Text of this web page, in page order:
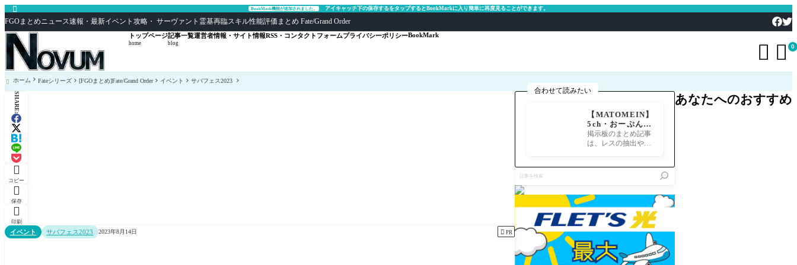
 BookMark機能が追加されました。 アイキャッチ下の保存するをタップするとBookMarkに入り簡単に再度見ることができます。
FGOまとめニュース速報・最新イベント攻略・ サーヴァント霊基再臨スキル性能評価まとめ Fate/Grand Order
トップページ
home
記事一覧
blog
運営者情報・サイト情報RSS・コンタクトフォームプライバシーポリシーBookMark
  0
 ホーム Fateシリーズ [FGOまとめ]Fate/Grand Order イベント サバフェス2023
SHARE:

コピー

保存

印刷
イベント サバフェス2023 2023年8月14日  PR
合わせて読みたい
【MATOMEIN】
5ch・おーぷん2
ちゃん・したら
ば・ガルちゃん・
掲示板のまとめ記事
は、レスの抽出や整
を
検
あなたへのおすすめ